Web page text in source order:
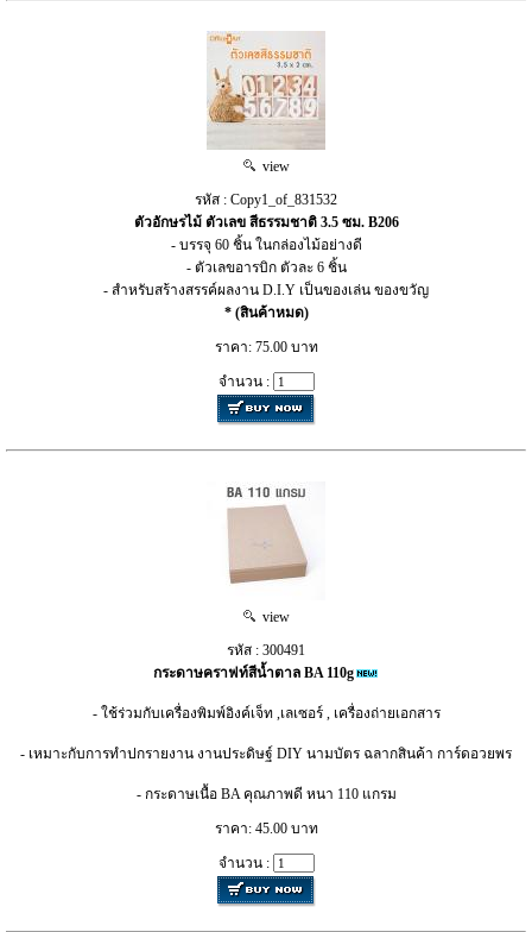
view
รหัส : Copy1_of_831532
ตัวอักษรไม้ ตัวเลข สีธรรมชาติ 3.5 ซม. B206
- บรรจุ 60 ชิ้น ในกล่องไม้อย่างดี
- ตัวเลขอารบิก ตัวละ 6 ชิ้น
- สำหรับสร้างสรรค์ผลงาน D.I.Y เป็นของเล่น ของขวัญ
* (สินค้าหมด)
ราคา: 75.00 บาท
จำนวน :
view
รหัส : 300491
กระดาษคราฟท์สีน้ำตาล BA 110g
- ใช้ร่วมกับเครื่องพิมพ์อิงค์เจ็ท ,เลเซอร์ , เครื่องถ่ายเอกสาร
- เหมาะกับการทำปกรายงาน งานประดิษฐ์ DIY นามบัตร ฉลากสินค้า การ์ดอวยพร
- กระดาษเนื้อ BA คุณภาพดี หนา 110 แกรม
ราคา: 45.00 บาท
จำนวน :